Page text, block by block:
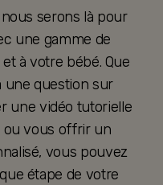
serons là pour
une gamme de
à votre bébé. Que
une question sur
une vidéo tutorielle
ou vous offrir un
vous pouvez
étape de votre